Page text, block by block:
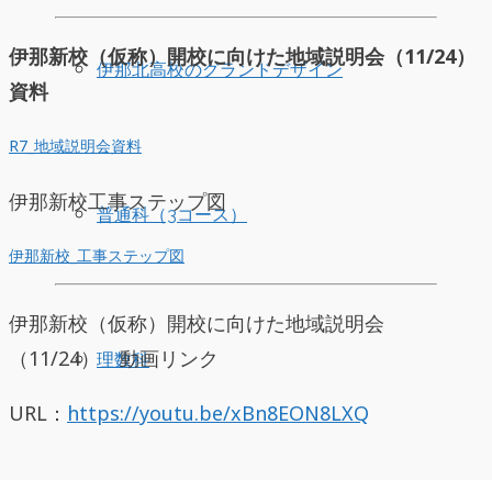
伊那北高校のグランドデザイン
普通科（3コース）
理数科
伊那新校（仮称）開校に向けた地域説明会（11/24）
資料
R7_地域説明会資料
伊那新校工事ステップ図
伊那新校_工事ステップ図
伊那新校（仮称）開校に向けた地域説明会
（11/24） 動画リンク
URL： https://youtu.be/xBn8EON8LXQ